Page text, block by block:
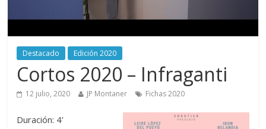
Destacado Edición 2020
Cortos 2020 – Infraganti
12 julio, 2020 JP Montaner Fichas 2020
Duración: 4’